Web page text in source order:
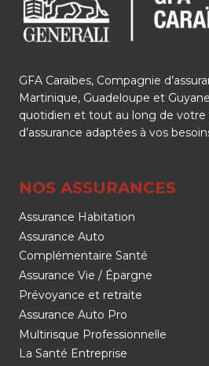
GFA Caraïbes, Compagnie
Martinique, Guadeloupe et
quotidien et tout au long de votre
d’assurance adaptées à vos
NOS ASSURANCES
Assurance Habitation
Assurance Auto
Complémentaire Santé
Assurance Vie / Épargne
Prévoyance et retraite
Assurance Auto Pro
Multirisque Professionnelle
La Santé Entreprise